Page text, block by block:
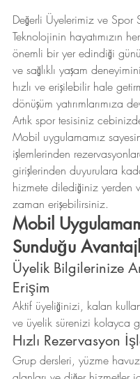
Değerli Üyelerimiz ve Spor
Teknolojinin hayatımızın
önemli bir yer edindiği
ve sağlıklı yaşam
hızlı ve erişilebilir hale
dönüşüm yatırımlarımıza
Artık spor tesisiniz
Mobil uygulamamız
işlemlerinden
girişlerinden duyurulara
hizmete dilediğiniz yerden
zaman erişebilirsiniz.
Mobil
Sunduğu
Üyelik Bilgilerinize
Erişim
Aktif üyeliğinizi, kalan
ve üyelik sürenizi kolayca
Hızlı Rezervasyon
Grup dersleri, yüzme